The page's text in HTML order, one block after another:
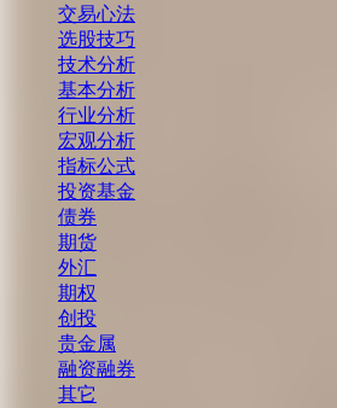
交易心法
选股技巧
技术分析
基本分析
行业分析
宏观分析
指标公式
投资基金
债券
期货
外汇
期权
创投
贵金属
融资融券
其它